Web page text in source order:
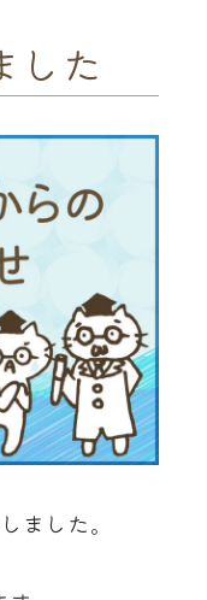
した
ました。